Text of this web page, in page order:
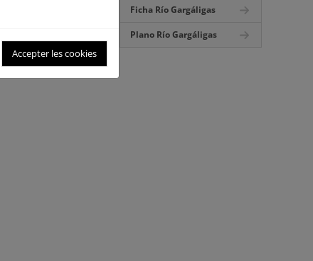
Ficha Río Gargáligas
Plano Río Gargáligas
Accepter les cookies